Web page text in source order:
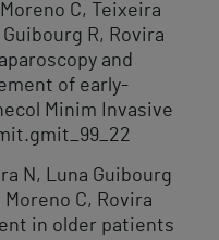
C, Teixeira
R, Rovira
and
of early-
Minim Invasive
N, Luna Guibourg
C, Rovira
in older patients